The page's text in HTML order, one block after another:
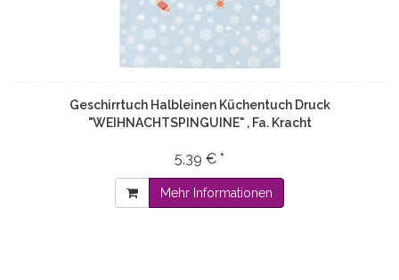
Geschirrtuch Halbleinen Küchentuch Druck
"WEIHNACHTSPINGUINE" , Fa. Kracht
5,39 € *
Mehr Informationen